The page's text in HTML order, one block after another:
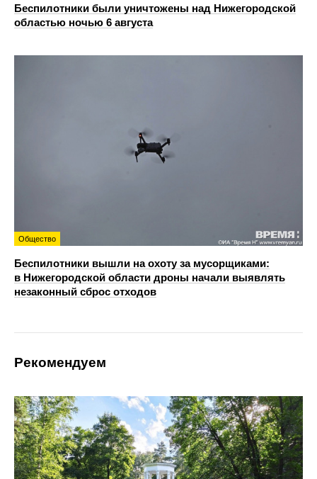
Беспилотники были уничтожены над Нижегородской
областью ночью 6 августа
Общество
Беспилотники вышли на охоту за мусорщиками:
в Нижегородской области дроны начали выявлять
незаконный сброс отходов
Рекомендуем